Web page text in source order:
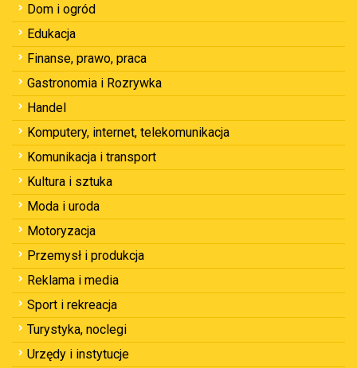
Dom i ogród
Edukacja
Finanse, prawo, praca
Gastronomia i Rozrywka
Handel
Komputery, internet, telekomunikacja
Komunikacja i transport
Kultura i sztuka
Moda i uroda
Motoryzacja
Przemysł i produkcja
Reklama i media
Sport i rekreacja
Turystyka, noclegi
Urzędy i instytucje